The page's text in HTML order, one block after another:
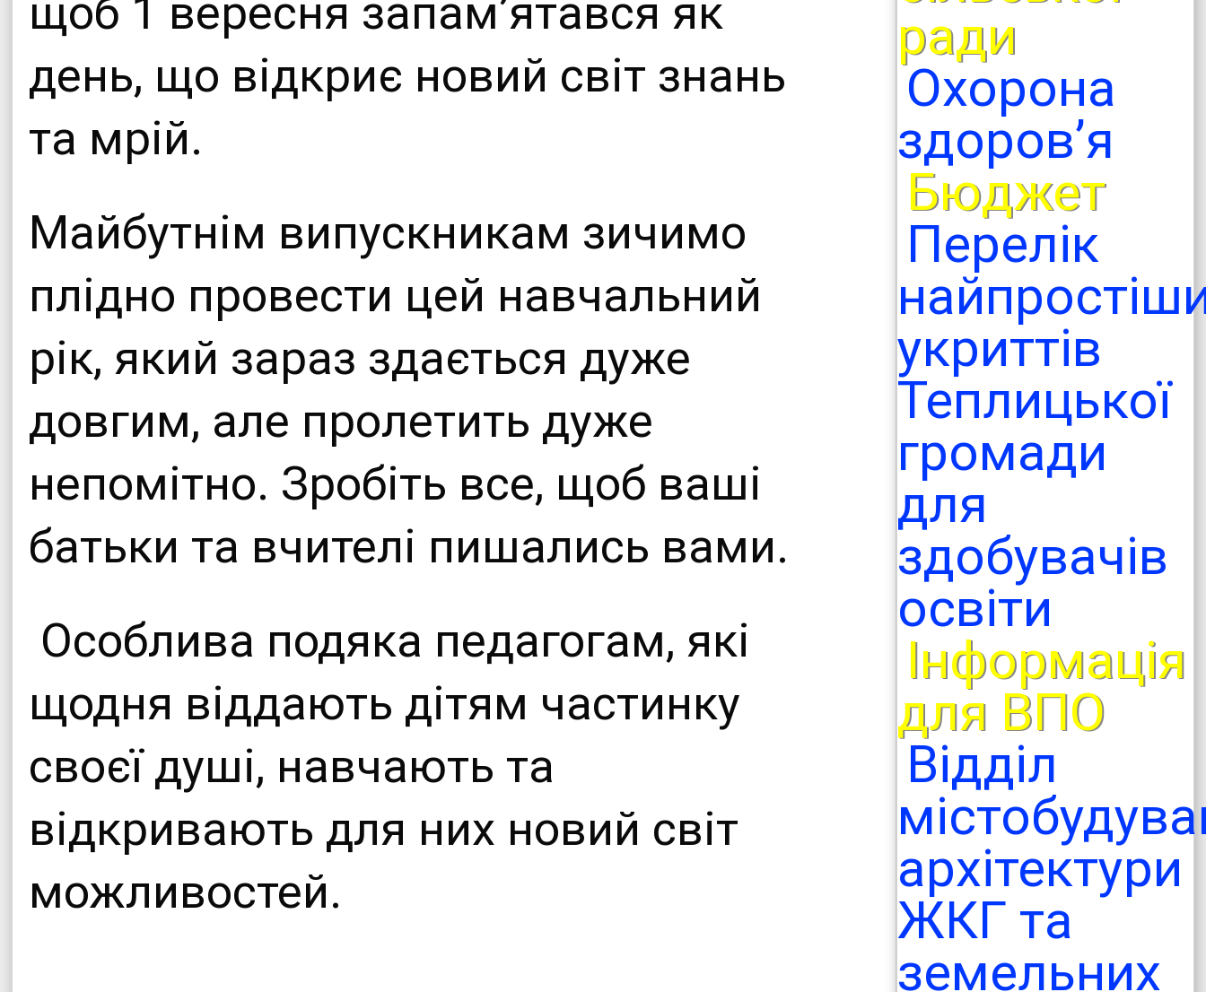
щоб 1 вересня запам’ятався як
день, що відкриє новий світ знань
та мрій.
Майбутнім випускникам зичимо
плідно провести цей навчальний
рік, який зараз здається дуже
довгим, але пролетить дуже
непомітно. Зробіть все, щоб ваші
батьки та вчителі пишались вами.
Особлива подяка педагогам, які
щодня віддають дітям частинку
своєї душі, навчають та
відкривають для них новий світ
можливостей.
ради
Охорона
здоров’я
Бюджет
Перелік
укриттів
Теплицької
громади
для
здобувачів
освіти
Інформація
для ВПО
Відділ
архітектури
ЖКГ та
земельних